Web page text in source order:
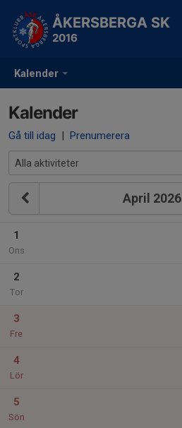
Kalender
ÅKERSBERGA SK
2016
Kalender
Gå till idag | Prenumerera
April 2026
1
Ons
2
Tor
3
Fre
4
Lör
5
Sön